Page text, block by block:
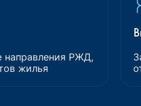
направления РЖД,
жилья